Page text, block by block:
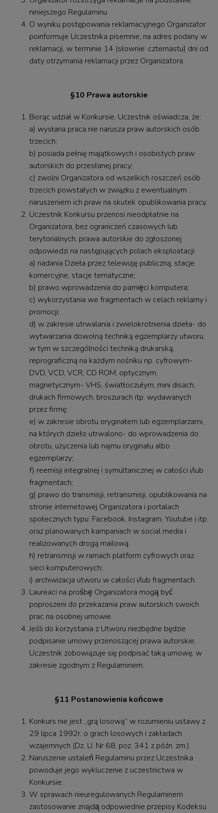
niniejszego Regulaminu.
O wyniku postępowania reklamacyjnego Organizator
poinformuje Uczestnika pisemnie, na adres podany w
reklamacji, w terminie 14 (słownie: czternastu) dni od
daty otrzymania reklamacji przez Organizatora.
§10 Prawa autorskie
Biorąc udział w Konkursie, Uczestnik oświadcza, że:
a) wysłana praca nie narusza praw autorskich osób
trzecich;
b) posiada pełnię majątkowych i osobistych praw
autorskich do przesłanej pracy;
c) zwolni Organizatora od wszelkich roszczeń osób
trzecich powstałych w związku z ewentualnym
naruszeniem ich praw na skutek opublikowania pracy.
Uczestnik Konkursu przenosi nieodpłatnie na
Organizatora, bez ograniczeń czasowych lub
terytorialnych, prawa autorskie do zgłoszonej
odpowiedzi na następujących polach eksploatacji:
a) nadania Dzieła przez telewizję publiczną, stacje
komercyjne, stacje tematyczne;
b) prawo wprowadzenia do pamięci komputera;
c) wykorzystania we fragmentach w celach reklamy i
promocji;
d) w zakresie utrwalania i zwielokrotnienia dzieła- do
wytwarzania dowolną techniką egzemplarzy utworu,
w tym w szczególności techniką drukarską,
reprograficzną na każdym nośniku np. cyfrowym-
DVD, VCD, VCR, CD ROM, optycznym,
magnetycznym- VHS, światłoczułym, mini disach,
drukach firmowych, broszurach itp. wydawanych
przez firmę;
e) w zakresie obrotu oryginałem lub egzemplarzami,
na których dzieło utrwalono- do wprowadzenia do
obrotu, użyczenia lub najmu oryginału albo
egzemplarzy;
f) reemisji integralnej i symultanicznej w całości i/lub
fragmentach;
g) prawo do transmisji, retransmisji, opublikowania na
stronie internetowej Organizatora i portalach
społecznych typu: Facebook, Instagram, Youtube i itp.
oraz planowanych kampaniach w social media i
realizowanych drogą mailową.
h) retransmisji w ramach platform cyfrowych oraz
sieci komputerowych;
i) archiwizacja utworu w całości i/lub fragmentach.
Laureaci na prośbę Organizatora mogą być
poproszeni do przekazania praw autorskich swoich
prac na osobnej umowie.
Jeśli do korzystania z Utworu niezbędne będzie
podpisanie umowy przenoszącej prawa autorskie,
Uczestnik zobowiązuje się podpisać taką umowę, w
zakresie zgodnym z Regulaminem.
§11 Postanowienia końcowe
Konkurs nie jest „grą losową” w rozumieniu ustawy z
29 lipca 1992r. o grach losowych i zakładach
wzajemnych (Dz. U. Nr 68, poz. 341 z późn. zm.).
Naruszenie ustaleń Regulaminu przez Uczestnika
powoduje jego wykluczenie z uczestnictwa w
Konkursie.
W sprawach nieuregulowanych Regulaminem
zastosowanie znajdą odpowiednie przepisy Kodeksu